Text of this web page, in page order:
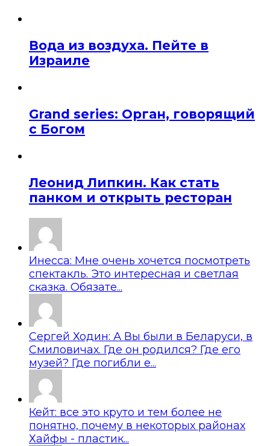
Вода из воздуха. Пейте в
Израиле
Grand series: Орган, говорящий
с Богом
Леонид Липкин. Как стать
панком и открыть ресторан
Инесса: Мне очень хочется посмотреть
спектакль. Это интересная и светлая
сказка. Обязате...
Сергей Ходин: А Вы были в Беларуси, в
Смиловичах. Где он родился? Где его
музей? Где погибли е...
Кейт: все это круто и тем более не
понятно, почему в некоторых районах
Хайфы - пластик...